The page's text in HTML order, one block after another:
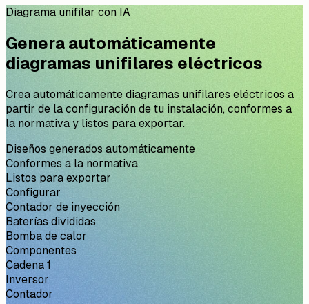
Diagrama unifilar con IA
Genera automáticamente
diagramas unifilares eléctricos
Crea automáticamente diagramas unifilares eléctricos a
partir de la configuración de tu instalación, conformes a
la normativa y listos para exportar.
Diseños generados automáticamente
Conformes a la normativa
Listos para exportar
Configurar
Contador de inyección
Baterías divididas
Bomba de calor
Componentes
Cadena 1
Inversor
Contador